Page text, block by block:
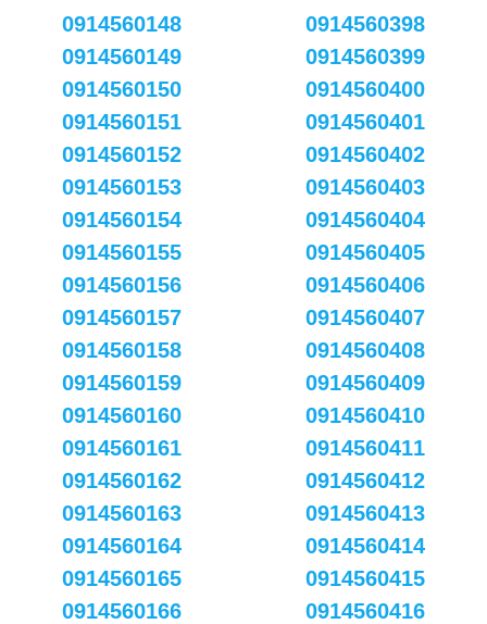
0914560148
0914560149
0914560150
0914560151
0914560152
0914560153
0914560154
0914560155
0914560156
0914560157
0914560158
0914560159
0914560160
0914560161
0914560162
0914560163
0914560164
0914560165
0914560166
0914560398
0914560399
0914560400
0914560401
0914560402
0914560403
0914560404
0914560405
0914560406
0914560407
0914560408
0914560409
0914560410
0914560411
0914560412
0914560413
0914560414
0914560415
0914560416